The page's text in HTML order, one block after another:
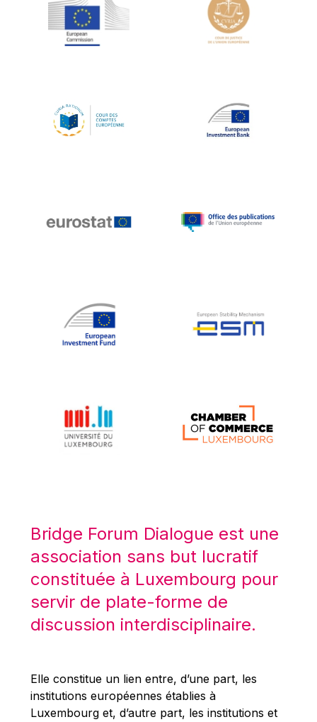
Jean-Louis Schiltz
Jean-Victor Louis
Johnny Åkerholm
Katharien L.C. Hunt
Klaus-Heiner Lehne
Koen LENAERTS
Lars Heikensten
Lucas Papademos
Máire Geoghegan-Quinn
Mario Centeno
Mario Monti
Maroš ŠEFČOVIČ
Martin Bailey
Martine Reicherts
Michael Sohlman
Michel Goedert
Bridge Forum Dialogue est une
association sans but lucratif
constituée à Luxembourg pour
servir de plate-forme de
discussion interdisciplinaire.
Elle constitue un lien entre, d’une part, les
institutions européennes établies à
Luxembourg et, d’autre part, les institutions et